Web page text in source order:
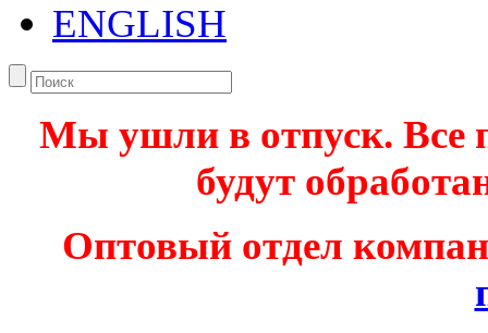
ENGLISH
Мы ушли в отпуск. Все
будут
Оптовый отдел